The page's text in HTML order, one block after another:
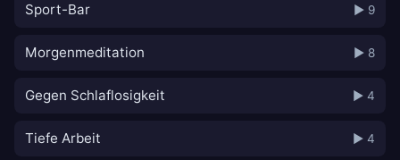
Sport-Bar ▶ 9
Morgenmeditation ▶ 8
Gegen Schlaflosigkeit ▶ 4
Tiefe Arbeit ▶ 4